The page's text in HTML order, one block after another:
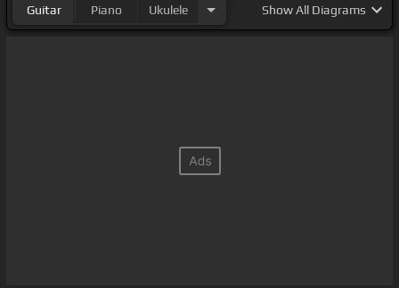
Guitar Piano Ukulele ShowAll Diagrams